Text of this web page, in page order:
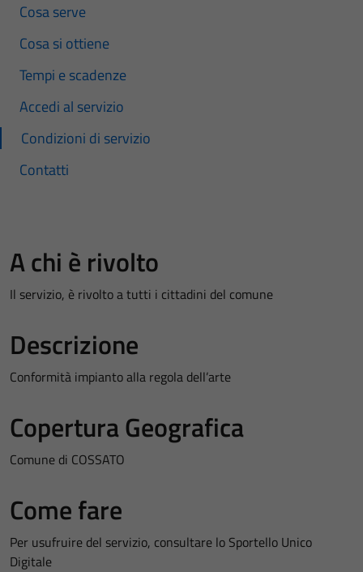
Cosa serve
Cosa si ottiene
Tempi e scadenze
Accedi al servizio
Condizioni di servizio
Contatti
A chi è rivolto
Il servizio, è rivolto a tutti i cittadini del comune
Descrizione
Conformità impianto alla regola dell’arte
Copertura Geografica
Comune di COSSATO
Come fare
Per usufruire del servizio, consultare lo Sportello Unico
Digitale